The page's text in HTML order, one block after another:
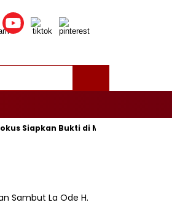
Siapkan Bukti di MK